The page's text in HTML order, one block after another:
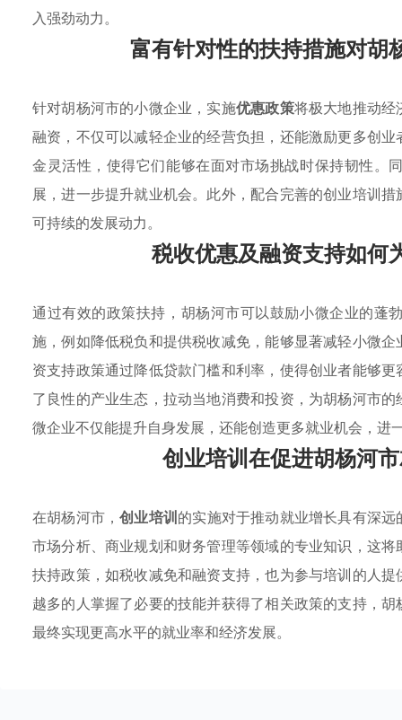
入强劲动力。
富有针对性的扶持措施对胡
针对胡杨河市的小微企业，实施优惠政策将极大地推动经
融资，不仅可以减轻企业的经营负担，还能激励更多创
金灵活性，使得它们能够在面对市场挑战时保持韧性。
展，进一步提升就业机会。此外，配合完善的创业培训
可持续的发展动力。
税收优惠及融资支持如何
通过有效的政策扶持，胡杨河市可以鼓励小微企业的蓬
施，例如降低税负和提供税收减免，能够显著减轻小微
资支持政策通过降低贷款门槛和利率，使得创业者能够
了良性的产业生态，拉动当地消费和投资，为胡杨河市
微企业不仅能提升自身发展，还能创造更多就业机会，
创业培训在促进胡杨河
在胡杨河市，创业培训的实施对于推动就业增长具有深
市场分析、商业规划和财务管理等领域的专业知识，这
扶持政策，如税收减免和融资支持，也为参与培训的人
越多的人掌握了必要的技能并获得了相关政策的支持，
最终实现更高水平的就业率和经济发展。